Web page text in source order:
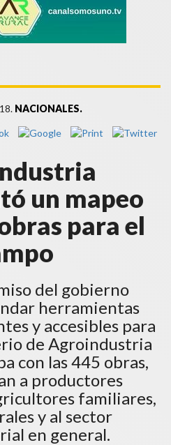
NACIONALES.
un mapeo
para el
del gobierno
herramientas
y accesibles para
de Agroindustria
con las 445 obras,
a productores
familiares,
y al sector
en general.